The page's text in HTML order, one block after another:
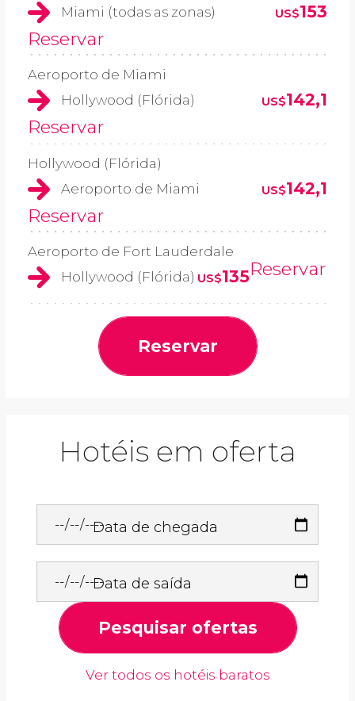
Miami (todas as zonas)
US$153
Reservar
Aeroporto de Miami
Hollywood (Flórida)
US$142,1
Reservar
Hollywood (Flórida)
Aeroporto de Miami
US$142,1
Reservar
Aeroporto de Fort Lauderdale
Hollywood (Flórida) US$135Reservar
Reservar
Hotéis em oferta
Data de chegada
Data de saída
Pesquisar ofertas
Ver todos os hotéis baratos